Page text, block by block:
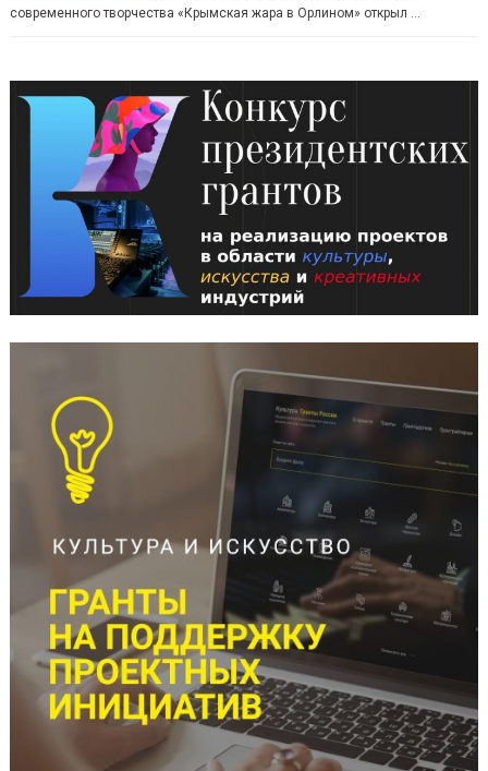
современного творчества «Крымская жара в Орлином» открыл …